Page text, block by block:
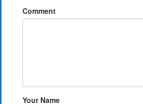
Comment
Your Name